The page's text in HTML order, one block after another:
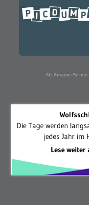
Als Amazon-
Die Tage werden
jedes Jahr im
Lese